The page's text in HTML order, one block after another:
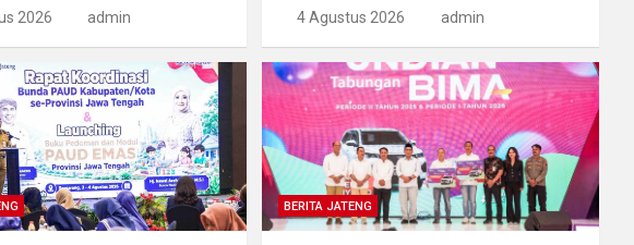
2026 admin 4 Agustus 2026 admin
BERITA JATENG